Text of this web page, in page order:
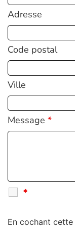
Adresse
Code postal
Ville
Message *
*
En cochant